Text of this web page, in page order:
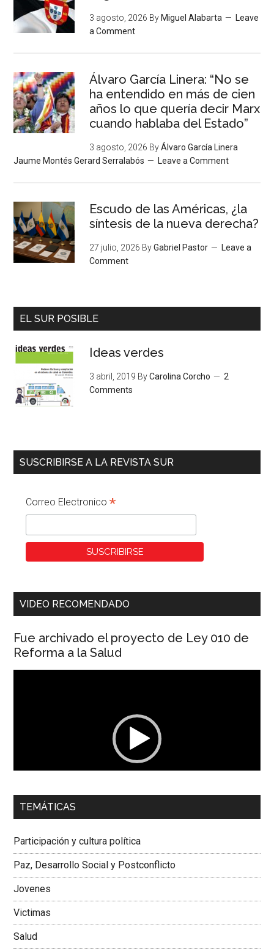
3 agosto, 2026 By Miguel Alabarta
Leave
a Comment
Álvaro García Linera: “No se
ha entendido en más de cien
años lo que quería decir Marx
cuando hablaba del Estado”
3 agosto, 2026 ByÁlvaro García Linera
Jaume Montés Gerard Serralabós
Leave a Comment
Escudo de las Américas, ¿la
síntesis de la nueva derecha?
27 julio, 2026 ByGabriel Pastor
Leave a
Comment
EL SUR POSIBLE
Ideas verdes
3 abril, 2019 ByCarolina Corcho
2
Comments
SUSCRIBIRSE A LA REVISTA SUR
Correo Electronico*
VIDEO RECOMENDADO
Fue archivado el proyecto de Ley 010 de
Reforma a la Salud
00:00 01:04
Dra. Carolina Corcho Mejía,Presidenta Corporación
Colombiana
TEMÁTICAS
Participación y cultura política
Paz, Desarrollo Social y Postconflicto
Jovenes
Victimas
Salud